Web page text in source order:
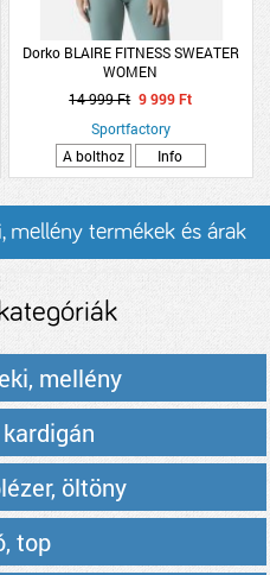
Dorko BLAIRE FITNESS SWEATER
WOMEN
14 999 Ft 9 999 Ft
Sportfactory
A bolthoz
Info
mellény termékek és árak
mellény
öltöny
top